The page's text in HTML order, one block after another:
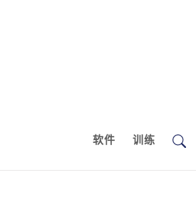
软件 训练